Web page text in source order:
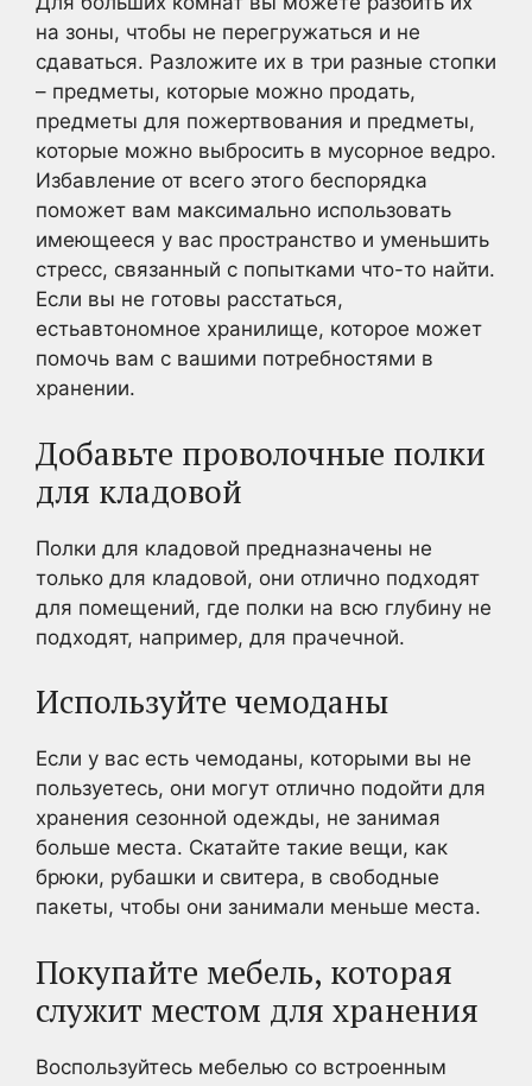
на зоны, чтобы не перегружаться и не
сдаваться. Разложите их в три разные стопки
– предметы, которые можно продать,
предметы для пожертвования и предметы,
которые можно выбросить в мусорное ведро.
Избавление от всего этого беспорядка
поможет вам максимально использовать
имеющееся у вас пространство и уменьшить
стресс, связанный с попытками что-то найти.
Если вы не готовы расстаться,
естьавтономное хранилище, которое может
помочь вам с вашими потребностями в
хранении.
Добавьте проволочные полки
для кладовой
Полки для кладовой предназначены не
только для кладовой, они отлично подходят
для помещений, где полки на всю глубину не
подходят, например, для прачечной.
Используйте чемоданы
Если у вас есть чемоданы, которыми вы не
пользуетесь, они могут отлично подойти для
хранения сезонной одежды, не занимая
больше места. Скатайте такие вещи, как
брюки, рубашки и свитера, в свободные
пакеты, чтобы они занимали меньше места.
Покупайте мебель, которая
служит местом для хранения
Воспользуйтесь мебелью со встроенным